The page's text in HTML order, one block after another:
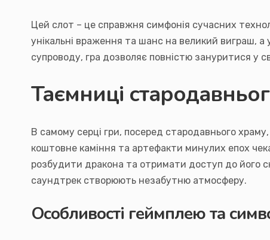
Цей слот – це справжня симфонія сучасних
унікальні враження та шанс на великий виграш,
супроводу, гра дозволяє повністю зануритися у
Таємниці
В самому серці гри, посеред стародавнього
коштовне каміння та артефакти минулих епох
розбудити дракона та отримати доступ до його
саундтрек створюють незабутню атмосферу.
Особливості геймплею та